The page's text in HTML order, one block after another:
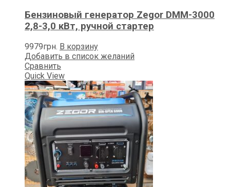
Бензиновый генератор Zegor DMM-3000
2,8-3,0 кВт, ручной стартер
9979грн. В корзину
Добавить в список желаний
Сравнить
Quick View